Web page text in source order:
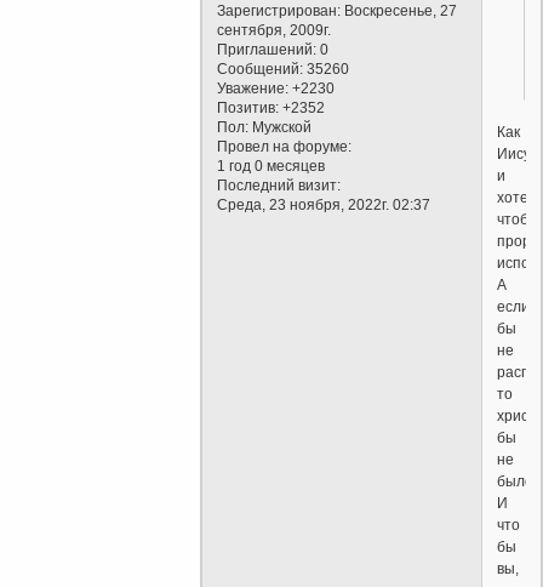
Зарегистрирован: Воскресенье, 27
сентября, 2009г.
Приглашений: 0
Сообщений: 35260
Уважение: +2230
Позитив: +2352
Пол: Мужской
Провел на форуме:
1 год 0 месяцев
Последний визит:
Среда, 23 ноября, 2022г. 02:37
Как
Иисус
и
хотел,
чтобы
А
если
бы
не
то
бы
не
было.
И
что
бы
вы,